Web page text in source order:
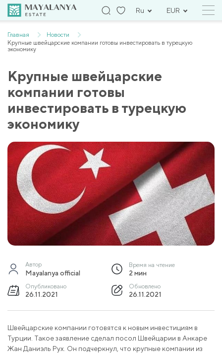
Ru EUR
Главная
Новости
Крупные швейцарские компании готовы инвестировать в турецкую
экономику
Крупные швейцарские
компании готовы
инвестировать в турецкую
экономику
Автор
Mayalanya official
Время на чтение
2 мин
Опубликовано
26.11.2021
Обновлено
26.11.2021
Швейцарские компании готовятся к новым инвестициям в
Турции. Такое заявление сделал посол Швейцарии в Анкаре
Жан Даниэль Рух. Он подчеркнул, что крупные компании из